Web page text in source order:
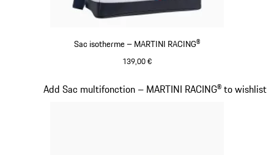
Sac isotherme – MARTINI RACING®
139,00 €
Add Sac multifonction – MARTINI RACING® to wishlist
Diapositive 16 sur 20